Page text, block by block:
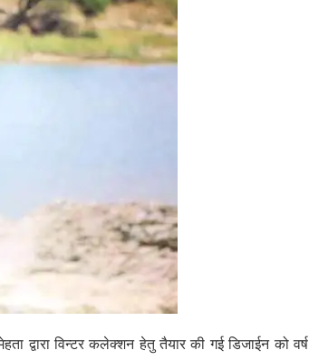
द्वारा विन्टर कलेक्शन हेतु तैयार की गई डिजाईन को वर्ष